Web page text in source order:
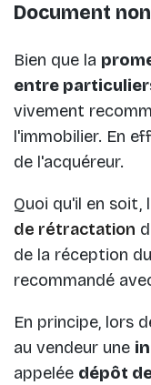
Document
Bien que la
entre
vivement
l'immobilier. En
de l'acquéreur.
Quoi qu'il en soit,
de rétractation
de la réception
recommandé
En principe, lors
au vendeur une
appelée dépôt